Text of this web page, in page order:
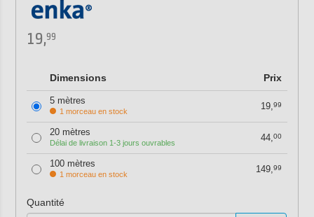
19,99
Dimensions Prix
5 mètres
1 morceau en stock 19,99
20 mètres
Délai de livraison 1-3 jours ouvrables 44,00
100 mètres
1 morceau en stock 149,99
Quantité